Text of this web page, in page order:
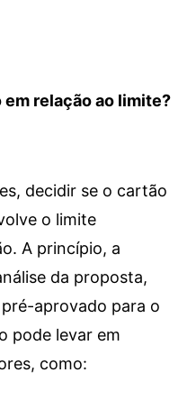
relação ao limite?
decidir se o cartão
o limite
A princípio, a
da proposta,
aprovado para o
pode levar em
como: